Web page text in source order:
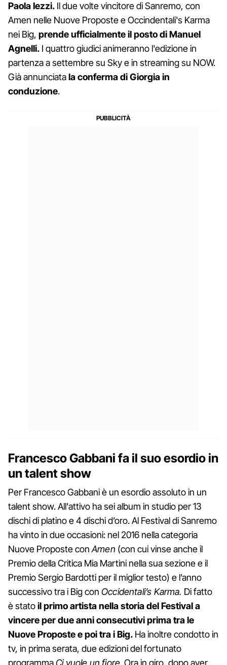
Paola Iezzi. Il due volte vincitore di Sanremo, con
Amen nelle Nuove Proposte e Occindentali's Karma
nei Big, prende ufficialmente il posto di Manuel
Agnelli. I quattro giudici animeranno l'edizione in
partenza a settembre su Sky e in streaming su NOW.
Già annunciatala conferma di Giorgia in
conduzione.
Francesco Gabbani fa il suo esordio in
un talent show
Per Francesco Gabbani è un esordio assoluto in un
talent show. All'attivo ha sei album in studio per 13
dischi di platino e 4 dischi d’oro. Al Festival di Sanremo
ha vinto in due occasioni: nel 2016 nella categoria
Nuove Proposte con Amen (con cui vinse anche il
Premio della Critica Mia Martini nella sua sezione e il
Premio Sergio Bardotti per il miglior testo) e l’anno
successivo tra i Big con Occidentali’s Karma. Di fatto
è statoil primo artista nella storia del Festival a
vincere per due anni consecutivi prima tra le
Nuove Proposte e poi tra i Big. Ha inoltre condotto in
tv, in prima serata, due edizioni del fortunato
programmaCi vuole un fiore.Ora in giro, dopo aver